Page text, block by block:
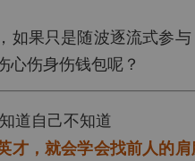
如果只是随波逐流式参
心伤身伤钱包呢？
道自己不知道
才，就会学会找前人的